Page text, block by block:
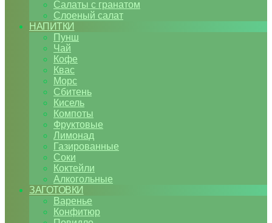
Салаты с гранатом
Слоеный салат
НАПИТКИ
Пунш
Чай
Кофе
Квас
Морс
Сбитень
Кисель
Компоты
Фруктовые
Лимонад
Газированные
Соки
Коктейли
Алкогольные
ЗАГОТОВКИ
Варенье
Конфитюр